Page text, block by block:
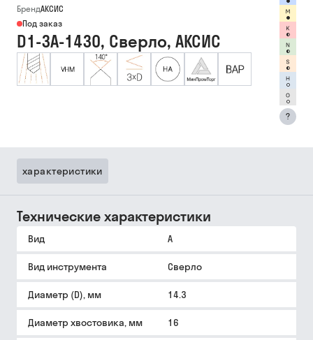
БрендАКСИС
Под заказ
D1-3A-1430, Сверло, АКСИС
?
характеристики
Технические характеристики
Вид A
Вид инструмента Сверло
Диаметр (D), мм 14.3
Диаметр хвостовика, мм 16